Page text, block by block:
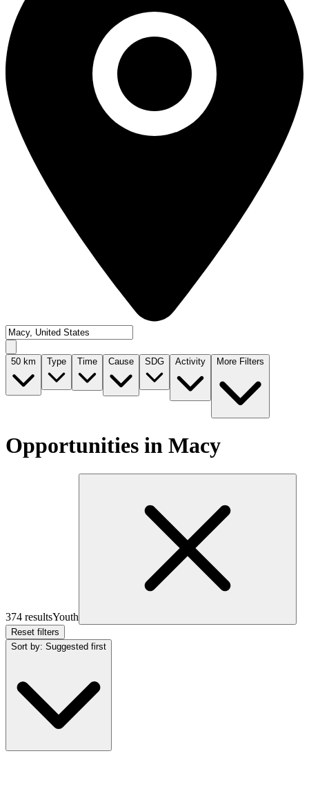
50 km Type Time Cause SDG Activity More Filters
Opportunities in Macy
374 resultsYouth
Reset filters
Sort by: Suggested first